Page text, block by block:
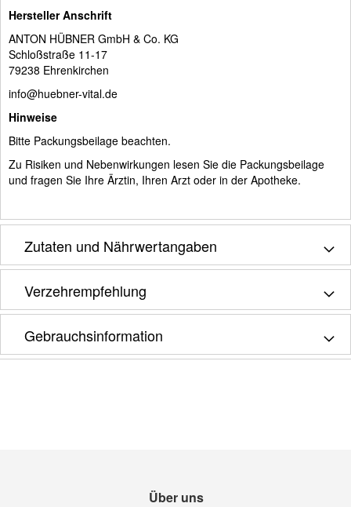
Hersteller Anschrift
ANTON HÜBNER GmbH & Co. KG
Schloßstraße 11-17
79238 Ehrenkirchen
info@huebner-vital.de
Hinweise
Bitte Packungsbeilage beachten.
Zu Risiken und Nebenwirkungen lesen Sie die Packungsbeilage
und fragen Sie Ihre Ärztin, Ihren Arzt oder in der Apotheke.
Zutaten und Nährwertangaben
Verzehrempfehlung
Gebrauchsinformation
Über uns